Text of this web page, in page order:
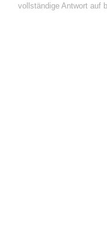
vollständige Antwort auf